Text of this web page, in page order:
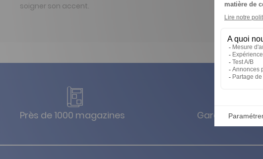
soigner son accent.
Près de 1000 magazines Garanties des